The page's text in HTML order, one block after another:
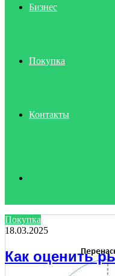
Бизнес
Покупка
Контакты
for
Покупка
18.03.2025
Как оценить